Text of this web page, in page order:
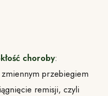
choroby:
przebiegiem
remisji, czyli